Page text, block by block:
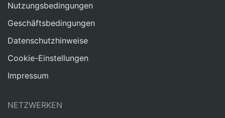
Nutzungsbedingungen
Geschäftsbedingungen
Datenschutzhinweise
Cookie-Einstellungen
Impressum
NETZWERKEN